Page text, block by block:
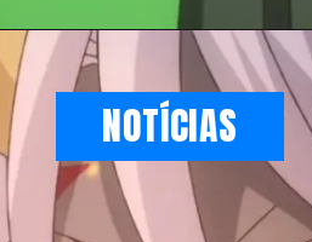
NOTÍCIAS